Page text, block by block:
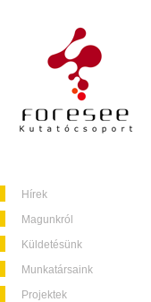
Hírek
Magunkról
Küldetésünk
Munkatársaink
Projektek